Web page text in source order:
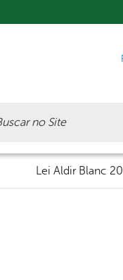
Lei Aldir Blanc